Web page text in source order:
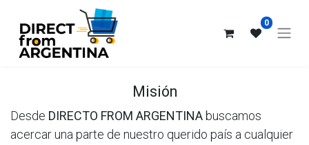
0
Misión
Desde DIRECTO FROM ARGENTINA buscamos
acercar una parte de nuestro querido país a cualquier